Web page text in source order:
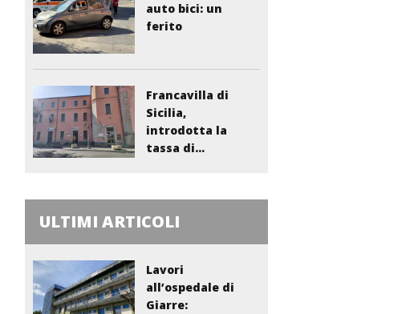
auto bici: un
ferito
Francavilla di
Sicilia,
introdotta la
tassa di...
ULTIMI ARTICOLI
Lavori
all’ospedale di
Giarre: